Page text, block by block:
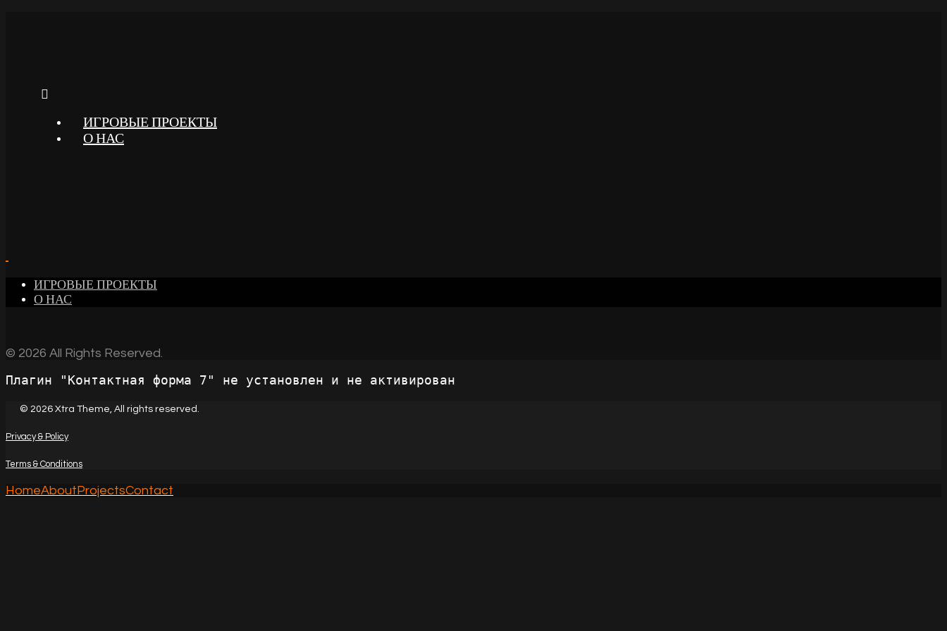
ИГРОВЫЕ ПРОЕКТЫ
О НАС
ИГРОВЫЕ ПРОЕКТЫ
О НАС
© 2026 All Rights Reserved.
Плагин "Контактная форма 7" не установлен и не активирован
© 2026 Xtra Theme, All rights reserved.
Privacy & Policy
Terms & Conditions
HomeAboutProjectsContact